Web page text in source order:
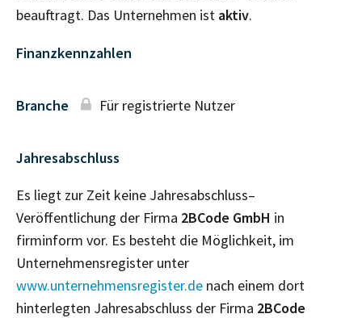
beauftragt. Das Unternehmen ist aktiv.
Finanzkennzahlen
Branche Für registrierte Nutzer
Jahresabschluss
Es liegt zur Zeit keine Jahresabschluss–
Veröffentlichung der Firma 2BCode GmbH in
firminform vor. Es besteht die Möglichkeit, im
Unternehmensregister unter
www.unternehmensregister.de nach einem dort
hinterlegten Jahresabschluss der Firma 2BCode